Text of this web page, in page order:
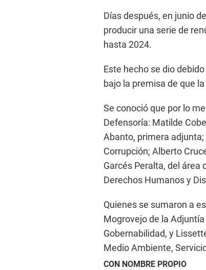
Días después, en junio
producir una serie de
hasta 2024.
Este hecho se dio
bajo la premisa de que
Se conoció que por lo
Defensoría: Matilde
Abanto, primera
Corrupción; Alberto
Garcés Peralta, del área
Derechos Humanos y
Quienes se sumaron a
Mogrovejo de la
Gobernabilidad, y
Medio Ambiente,
CON NOMBRE PROPIO